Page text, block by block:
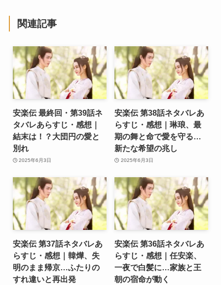
関連記事
安楽伝 最終回・第39話ネ
タバレあらすじ・感想｜
結末は！？大団円の愛と
別れ
2025年6月3日
安楽伝 第38話ネタバレあ
らすじ・感想｜琳琅、最
期の舞と命で愛を守る…
新たな希望の兆し
2025年6月3日
安楽伝 第37話ネタバレあ
らすじ・感想｜韓燁、失
明のまま帰京…ふたりの
すれ違いと再出発
安楽伝 第36話ネタバレあ
らすじ・感想｜任安楽、
一夜で白髪に…家族と王
朝の宿命が動く